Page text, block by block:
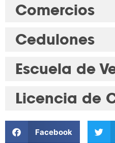
Comercios
Cedulones
Escuela de
Licencia de
Facebook